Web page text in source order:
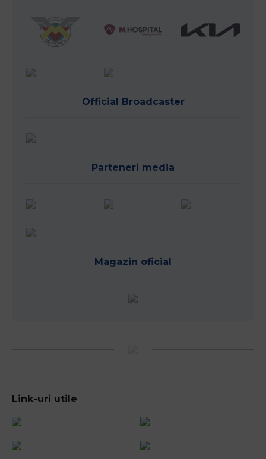
Official Broadcaster
Parteneri media
Magazin oficial
Link-uri utile